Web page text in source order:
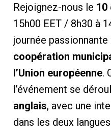
Rejoignez-nous le 10
15h00 EET / 8h30 à
journée passionnante
coopération
l’Union européenne.
l’événement se
anglais, avec une
dans les deux